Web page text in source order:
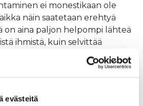
evästeitä
ei monestikaan ole
näin saatetaan erehtyä
on aina paljon helpompi lähteä
ihmistä, kuin selvittää
Harvoin kukaan osaava,
työntekijä huvikseen
liian iso työtaakka